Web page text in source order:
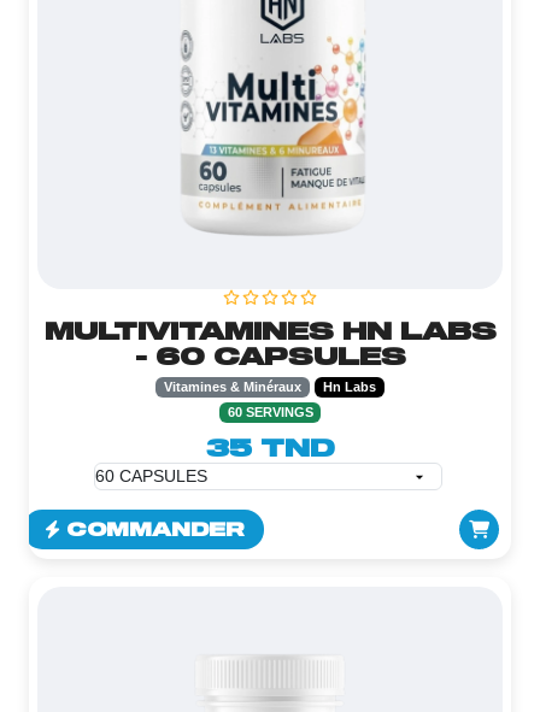
MULTIVITAMINES HN LABS
- 60 CAPSULES
Vitamines & Minéraux
Hn Labs
60 SERVINGS
35 TND
COMMANDER